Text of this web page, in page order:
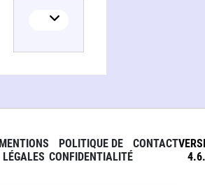
MENTIONS
LÉGALES
POLITIQUE DE
CONFIDENTIALITÉ
CONTACT